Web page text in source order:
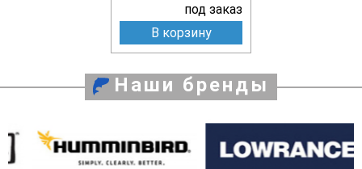
под заказ
В корзину
Наши бренды